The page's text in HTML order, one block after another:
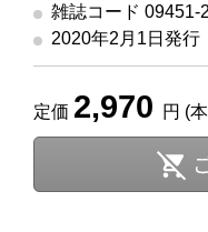
雑誌コード 09451-2
2020年2月1日発行
定価 2,970 円 (